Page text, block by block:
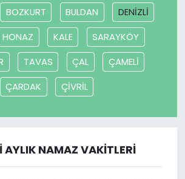
BOZKURT BULDAN
DENİZLİ
HONAZ KALE
SARAYKÖY
TAVAS ÇAL
ÇAMELİ
ÇARDAK
ÇİVRİL
AYLIK NAMAZ VAKITLERI